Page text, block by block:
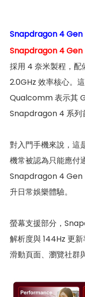
Snapdragon 4 Gen
Snapdragon 4 Gen
採用 4 奈米製程，配
2.0GHz 效率核心。
Qualcomm 表示其
Snapdragon 4 系列
對入門手機來說，這
機常被認為只能應付
Snapdragon 4 Gen
升日常娛樂體驗。
螢幕支援部分，
解析度與 144Hz 更
滑動頁面、瀏覽社群